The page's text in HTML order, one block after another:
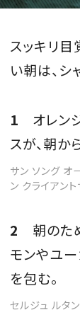
スッキリ
い朝は、シ
1 オレン
スが、朝か
サン ソング オ
ン クライアン
2 朝のた
モンやユ
を包む。
セルジュ ルタ